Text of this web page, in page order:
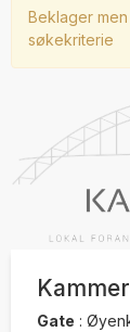
Beklager
søkekriterie
Gate :